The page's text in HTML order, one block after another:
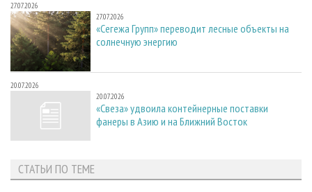
27.07.2026
27.07.2026
«Сегежа Групп» переводит лесные объекты на
солнечную энергию
20.07.2026
20.07.2026
«Свеза» удвоила контейнерные поставки
фанеры в Азию и на Ближний Восток
СТАТЬИ ПО ТЕМЕ